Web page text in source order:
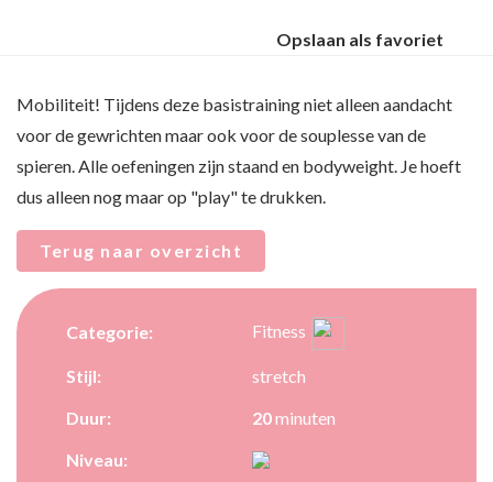
Opslaan als favoriet
Mobiliteit! Tijdens deze basistraining niet alleen aandacht
voor de gewrichten maar ook voor de souplesse van de
spieren. Alle oefeningen zijn staand en bodyweight. Je hoeft
dus alleen nog maar op "play" te drukken.
Terug naar overzicht
Categorie: Fitness
Stijl:
stretch
Duur:
20minuten
Niveau: